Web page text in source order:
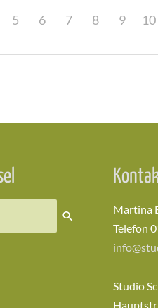
5 6 7 8 9 10
Martina
Telefon
Studio